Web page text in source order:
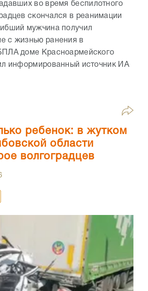
во время беспилотного
скончался в реанимации
мужчина получил
с жизнью ранения в
доме Красноармейского
информированный источник ИА
ребенок: в жутком
области
волгоградцев